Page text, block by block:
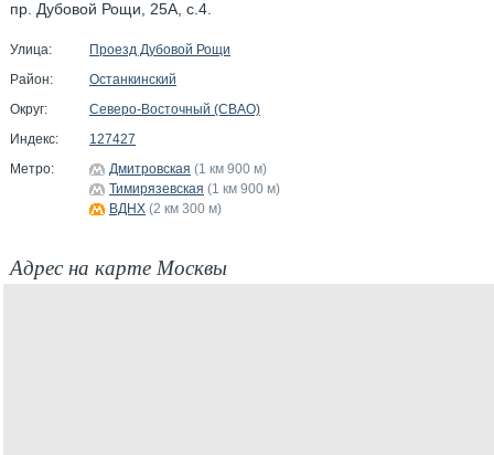
пр. Дубовой Рощи, 25А, с.4.
Улица:
Проезд Дубовой Рощи
Район:
Останкинский
Округ:
Северо-Восточный (СВАО)
Индекс:
127427
Метро:
Дмитровская (1 км 900 м)
Тимирязевская (1 км 900 м)
ВДНХ (2 км 300 м)
Адрес на карте Москвы